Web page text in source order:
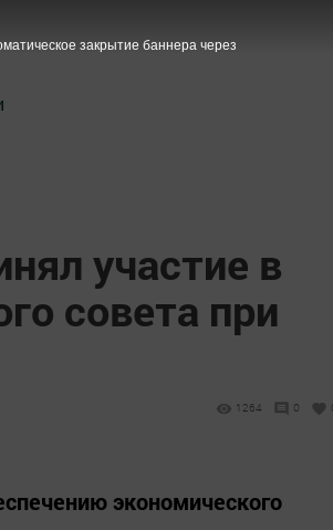
участие в
совета при
1264 0
экономического
закрытие баннера через